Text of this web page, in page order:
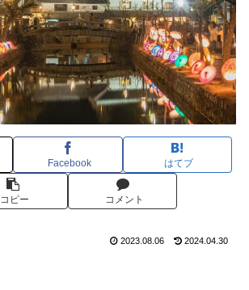
Facebook はてブ
コピー コメント
2023.08.06 2024.04.30